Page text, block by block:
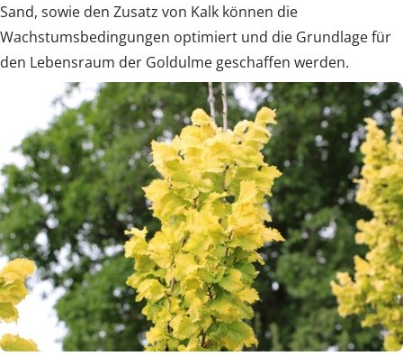
Sand, sowie den Zusatz von Kalk können die
Wachstumsbedingungen optimiert und die Grundlage für
den Lebensraum der Goldulme geschaffen werden.